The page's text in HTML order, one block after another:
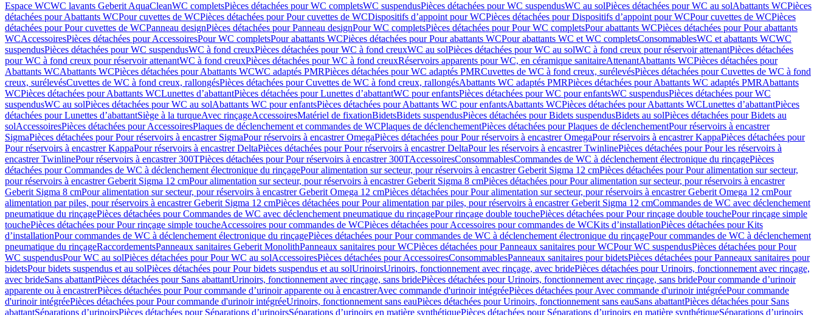
Espace WCWC lavants Geberit AquaCleanWC completsPièces détachées pour WC completsWC suspendusPièces détachées pour WC suspendusWC au solPièces détachées pour WC au solAbattants WCPièces
détachées pour Abattants WCPour cuvettes de WCPièces détachées pour Pour cuvettes de WCDispositifs d’appoint pour WCPièces détachées pour Dispositifs d’appoint pour WCPour cuvettes de WCPièces
détachées pour Pour cuvettes de WCPanneau designPièces détachées pour Panneau designPour WC completsPièces détachées pour Pour WC completsPour abattants WCPièces détachées pour Pour abattants
WCAccessoiresPièces détachées pour AccessoiresPour WC completsPour abattants WCPièces détachées pour Pour abattants WCPour abattants WC et WC completsConsommablesWC et abattants WCWC
suspendusPièces détachées pour WC suspendusWC à fond creuxPièces détachées pour WC à fond creuxWC au solPièces détachées pour WC au solWC à fond creux pour réservoir attenantPièces détachées
pour WC à fond creux pour réservoir attenantWC à fond creuxPièces détachées pour WC à fond creuxRéservoirs apparents pour WC, en céramique sanitaireAttenantAbattants WCPièces détachées pour
Abattants WCAbattants WCPièces détachées pour Abattants WCWC adaptés PMRPièces détachées pour WC adaptés PMRCuvettes de WC à fond creux, surélevésPièces détachées pour Cuvettes de WC à fond
creux, surélevésCuvettes de WC à fond creux, rallongésPièces détachées pour Cuvettes de WC à fond creux, rallongésAbattants WC adaptés PMRPièces détachées pour Abattants WC adaptés PMRAbattants
WCPièces détachées pour Abattants WCLunettes d’abattantPièces détachées pour Lunettes d’abattantWC pour enfantsPièces détachées pour WC pour enfantsWC suspendusPièces détachées pour WC
suspendusWC au solPièces détachées pour WC au solAbattants WC pour enfantsPièces détachées pour Abattants WC pour enfantsAbattants WCPièces détachées pour Abattants WCLunettes d’abattantPièces
détachées pour Lunettes d’abattantSiège à la turqueAvec rinçageAccessoiresMatériel de fixationBidetsBidets suspendusPièces détachées pour Bidets suspendusBidets au solPièces détachées pour Bidets au
solAccessoiresPièces détachées pour AccessoiresPlaques de déclenchement et commandes de WCPlaques de déclenchementPièces détachées pour Plaques de déclenchementPour réservoirs à encastrer
SigmaPièces détachées pour Pour réservoirs à encastrer SigmaPour réservoirs à encastrer OmegaPièces détachées pour Pour réservoirs à encastrer OmegaPour réservoirs à encastrer KappaPièces détachées pour
Pour réservoirs à encastrer KappaPour réservoirs à encastrer DeltaPièces détachées pour Pour réservoirs à encastrer DeltaPour les réservoirs à encastrer TwinlinePièces détachées pour Pour les réservoirs à
encastrer TwinlinePour réservoirs à encastrer 300TPièces détachées pour Pour réservoirs à encastrer 300TAccessoiresConsommablesCommandes de WC à déclenchement électronique du rinçagePièces
détachées pour Commandes de WC à déclenchement électronique du rinçagePour alimentation sur secteur, pour réservoirs à encastrer Geberit Sigma 12 cmPièces détachées pour Pour alimentation sur secteur,
pour réservoirs à encastrer Geberit Sigma 12 cmPour alimentation sur secteur, pour réservoirs à encastrer Geberit Sigma 8 cmPièces détachées pour Pour alimentation sur secteur, pour réservoirs à encastrer
Geberit Sigma 8 cmPour alimentation sur secteur, pour réservoirs à encastrer Geberit Omega 12 cmPièces détachées pour Pour alimentation sur secteur, pour réservoirs à encastrer Geberit Omega 12 cmPour
alimentation par piles, pour réservoirs à encastrer Geberit Sigma 12 cmPièces détachées pour Pour alimentation par piles, pour réservoirs à encastrer Geberit Sigma 12 cmCommandes de WC avec déclenchement
pneumatique du rinçagePièces détachées pour Commandes de WC avec déclenchement pneumatique du rinçagePour rinçage double touchePièces détachées pour Pour rinçage double touchePour rinçage simple
touchePièces détachées pour Pour rinçage simple toucheAccessoires pour commandes de WCPièces détachées pour Accessoires pour commandes de WCKits d’installationPièces détachées pour Kits
d’installationPour commandes de WC à déclenchement électronique du rinçagePièces détachées pour Pour commandes de WC à déclenchement électronique du rinçagePour commandes de WC à déclenchement
pneumatique du rinçageRaccordementsPanneaux sanitaires Geberit MonolithPanneaux sanitaires pour WCPièces détachées pour Panneaux sanitaires pour WCPour WC suspendusPièces détachées pour Pour
WC suspendusPour WC au solPièces détachées pour Pour WC au solAccessoiresPièces détachées pour AccessoiresConsommablesPanneaux sanitaires pour bidetsPièces détachées pour Panneaux sanitaires pour
bidetsPour bidets suspendus et au solPièces détachées pour Pour bidets suspendus et au solUrinoirsUrinoirs, fonctionnement avec rinçage, avec bridePièces détachées pour Urinoirs, fonctionnement avec rinçage,
avec brideSans abattantPièces détachées pour Sans abattantUrinoirs, fonctionnement avec rinçage, sans bridePièces détachées pour Urinoirs, fonctionnement avec rinçage, sans bridePour commande d’urinoir
apparente ou à encastrerPièces détachées pour Pour commande d’urinoir apparente ou à encastrerAvec commande d'urinoir intégréePièces détachées pour Avec commande d'urinoir intégréePour commande
d'urinoir intégréePièces détachées pour Pour commande d'urinoir intégréeUrinoirs, fonctionnement sans eauPièces détachées pour Urinoirs, fonctionnement sans eauSans abattantPièces détachées pour Sans
abattantSéparations d’urinoirsPièces détachées pour Séparations d’urinoirsSéparations d’urinoirs en matière synthétiquePièces détachées pour Séparations d’urinoirs en matière synthétiqueSéparations d’urinoirs